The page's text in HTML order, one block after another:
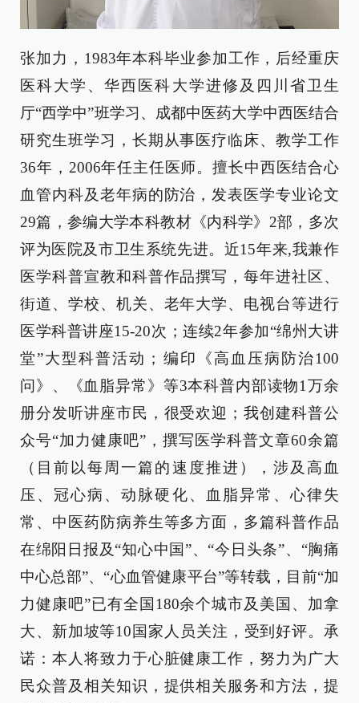
张加力，1983年本科毕业参加工作，后经重庆
医科大学、华西医科大学进修及四川省卫生
厅“西学中”班学习、成都中医药大学中西医结合
研究生班学习，长期从事医疗临床、教学工作
36年，2006年任主任医师。擅长中西医结合心
血管内科及老年病的防治，发表医学专业论文
29篇，参编大学本科教材《内科学》2部，多次
评为医院及市卫生系统先进。近15年来,我兼作
医学科普宣教和科普作品撰写，每年进社区、
街道、学校、机关、老年大学、电视台等进行
医学科普讲座15-20次；连续2年参加“绵州大讲
堂”大型科普活动；编印《高血压病防治100
问》、《血脂异常》等3本科普内部读物1万余
册分发听讲座市民，很受欢迎；我创建科普公
众号“加力健康吧”，撰写医学科普文章60余篇
（目前以每周一篇的速度推进），涉及高血
压、冠心病、动脉硬化、血脂异常、心律失
常、中医药防病养生等多方面，多篇科普作品
在绵阳日报及“知心中国”、“今日头条”、“胸痛
中心总部”、“心血管健康平台”等转载，目前“加
力健康吧”已有全国180余个城市及美国、加拿
大、新加坡等10国家人员关注，受到好评。承
诺：本人将致力于心脏健康工作，努力为广大
民众普及相关知识，提供相关服务和方法，提